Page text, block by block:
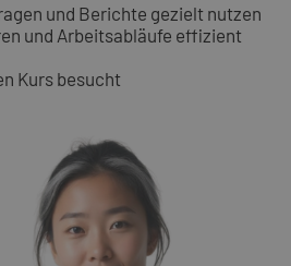
und Berichte gezielt nutzen
und Arbeitsabläufe effizient
Kurs besucht